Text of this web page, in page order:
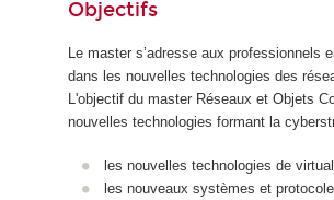
Objectifs
Le master s’adresse aux professionnels
dans les nouvelles technologies des
L'objectif du master Réseaux et Objets
nouvelles technologies formant la
les nouvelles technologies de
les nouveaux systèmes et